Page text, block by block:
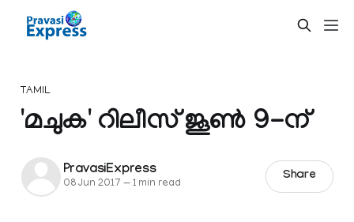
TAMIL
'മചുക' റിലീസ് ജൂണ്‍ 9-ന്
PravasiExpress
08 Jun 2017 —1 min read
Share